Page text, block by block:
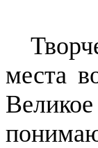
места